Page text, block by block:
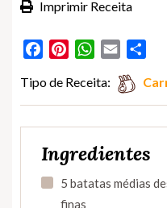
Imprimir Receita
FacebookPinterestWhatsApp
Email
Tipo de Receita:
Ingredientes
5 batatas médias
finas